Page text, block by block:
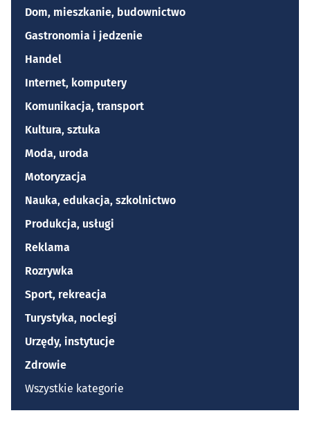
Dom, mieszkanie, budownictwo
Gastronomia i jedzenie
Handel
Internet, komputery
Komunikacja, transport
Kultura, sztuka
Moda, uroda
Motoryzacja
Nauka, edukacja, szkolnictwo
Produkcja, usługi
Reklama
Rozrywka
Sport, rekreacja
Turystyka, noclegi
Urzędy, instytucje
Zdrowie
Wszystkie kategorie